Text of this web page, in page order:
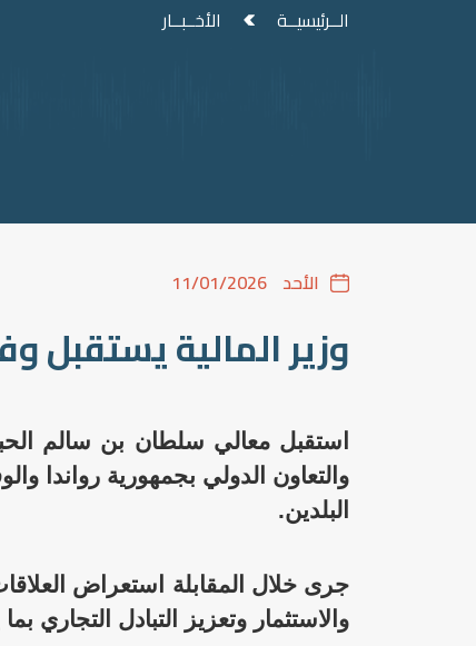
الــرئيسيــة الأخــبــار
الأحد 11/01/2026
وزير المالية يستقبل
استقبل معالي سلطان بن سالم
والتعاون الدولي بجمهورية رواندا
البلدين.
جرى خلال المقابلة استعراض
والاستثمار وتعزيز التبادل التجاري